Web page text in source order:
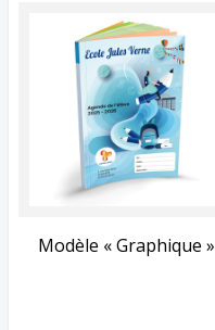
Modèle « Graphique »